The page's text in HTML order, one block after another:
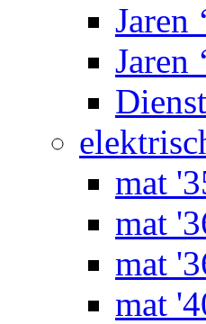
Jaren
Jaren
Dienst
mat
mat
mat
mat